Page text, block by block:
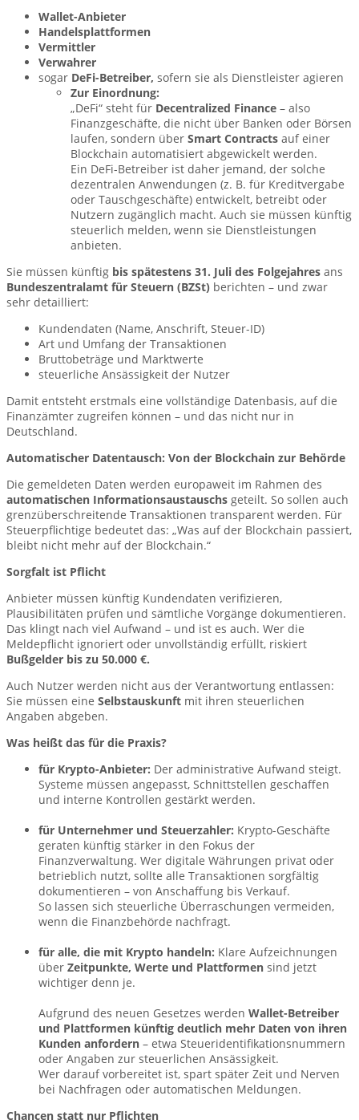
Wallet-Anbieter
Handelsplattformen
Vermittler
Verwahrer
sogar DeFi-Betreiber, sofern sie als Dienstleister agieren
Zur Einordnung:
„DeFi“ steht für Decentralized Finance – also
Finanzgeschäfte, die nicht über Banken oder Börsen
laufen, sondern über Smart Contracts auf einer
Blockchain automatisiert abgewickelt werden.
Ein DeFi-Betreiber ist daher jemand, der solche
dezentralen Anwendungen (z. B. für Kreditvergabe
oder Tauschgeschäfte) entwickelt, betreibt oder
Nutzern zugänglich macht. Auch sie müssen künftig
steuerlich melden, wenn sie Dienstleistungen
anbieten.
Sie müssen künftig bis spätestens 31. Juli des Folgejahres ans
Bundeszentralamt für Steuern (BZSt) berichten – und zwar
sehr detailliert:
Kundendaten (Name, Anschrift, Steuer-ID)
Art und Umfang der Transaktionen
Bruttobeträge und Marktwerte
steuerliche Ansässigkeit der Nutzer
Damit entsteht erstmals eine vollständige Datenbasis, auf die
Finanzämter zugreifen können – und das nicht nur in
Deutschland.
Automatischer Datentausch: Von der Blockchain zur Behörde
Die gemeldeten Daten werden europaweit im Rahmen des
automatischen Informationsaustauschs geteilt. So sollen auch
grenzüberschreitende Transaktionen transparent werden. Für
Steuerpflichtige bedeutet das: „Was auf der Blockchain passiert,
bleibt nicht mehr auf der Blockchain.“
Sorgfalt ist Pflicht
Anbieter müssen künftig Kundendaten verifizieren,
Plausibilitäten prüfen und sämtliche Vorgänge dokumentieren.
Das klingt nach viel Aufwand – und ist es auch. Wer die
Meldepflicht ignoriert oder unvollständig erfüllt, riskiert
Bußgelder bis zu 50.000 €.
Auch Nutzer werden nicht aus der Verantwortung entlassen:
Sie müssen eine Selbstauskunft mit ihren steuerlichen
Angaben abgeben.
Was heißt das für die Praxis?
für Krypto-Anbieter: Der administrative Aufwand steigt.
Systeme müssen angepasst, Schnittstellen geschaffen
und interne Kontrollen gestärkt werden.
für Unternehmer und Steuerzahler: Krypto-Geschäfte
geraten künftig stärker in den Fokus der
Finanzverwaltung. Wer digitale Währungen privat oder
betrieblich nutzt, sollte alle Transaktionen sorgfältig
dokumentieren – von Anschaffung bis Verkauf.
So lassen sich steuerliche Überraschungen vermeiden,
wenn die Finanzbehörde nachfragt.
für alle, die mit Krypto handeln: Klare Aufzeichnungen
über Zeitpunkte, Werte und Plattformen sind jetzt
wichtiger denn je.
Aufgrund des neuen Gesetzes werden Wallet-Betreiber
und Plattformen künftig deutlich mehr Daten von ihren
Kunden anfordern – etwa Steueridentifikationsnummern
oder Angaben zur steuerlichen Ansässigkeit.
Wer darauf vorbereitet ist, spart später Zeit und Nerven
bei Nachfragen oder automatischen Meldungen.
Chancen statt nur Pflichten